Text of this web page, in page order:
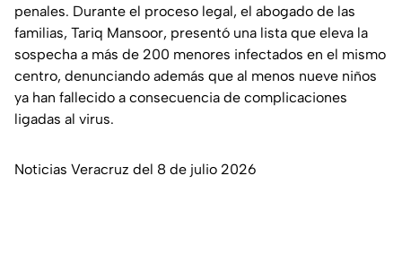
penales. Durante el proceso legal, el abogado de las
familias, Tariq Mansoor, presentó una lista que eleva la
sospecha a más de 200 menores infectados en el mismo
centro, denunciando además que al menos nueve niños
ya han fallecido a consecuencia de complicaciones
ligadas al virus.
Noticias Veracruz del 8 de julio 2026